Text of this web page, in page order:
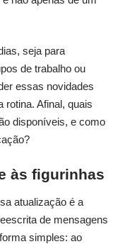
seja para
de trabalho ou
essas novidades
rotina. Afinal, quais
disponíveis, e como
às figurinhas
atualização é a
de mensagens
simples: ao